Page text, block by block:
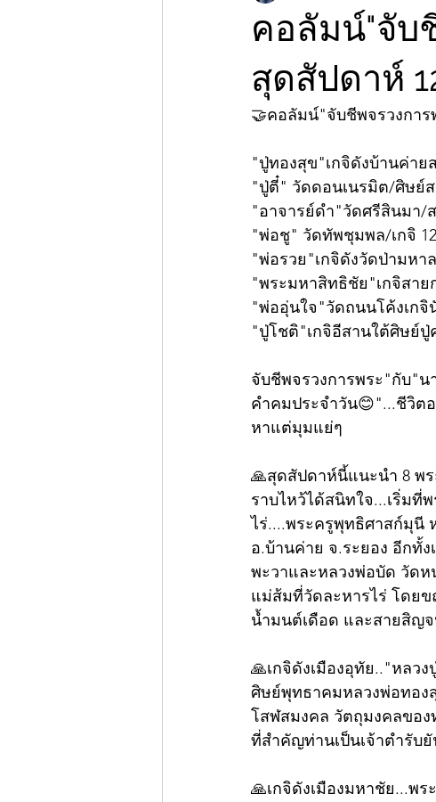
คอลัมน์"จับ
สุดสัปดาห์
🤝คอลัมน์"จับชีพจรวงการ
"ปู่ทองสุข"เกจิดังบ้านค่า
"ปู่ตี๋" วัดดอนเนรมิต/ศิษย์
"อาจารย์ดำ"วัดศรีสินมา/
"พ่อชู" วัดทัพชุมพล/เกจิ
"พ่อรวย"เกจิดังวัดป่ามหา
"พระมหาสิทธิชัย"เกจิสาย
"พ่ออุ่นใจ"วัดถนนโค้งเก
"ปู่โชติ"เกจิอีสานใต้ศิษย์
จับชีพจรวงการพระ"กับ"น
คำคมประจำวัน😊"...ชีวิต
หาแต่มุมแย่ๆ
🙏สุดสัปดาห์นี้แนะนำ 8 พ
ราบไหว้ได้สนิทใจ...เริ่มที่
ไร่....พระครูพุทธิศาสก์มุนี
อ.บ้านค่าย จ.ระยอง อีกทั้
พะวาและหลวงพ่อบัด วัดห
แม่ส้มที่วัดละหารไร่ โดย
น้ำมนต์เดือด และสายสิญ
🙏เกจิดังเมืองอุทัย.."หลว
ศิษย์พุทธาคมหลวงพ่อทอง
โสฬสมงคล วัตถุมงคลขอ
ที่สำคัญท่านเป็นเจ้าตำรับ
🙏เกจิดังเมืองมหาชัย...พ